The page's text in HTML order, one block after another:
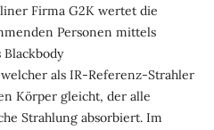
Firma G2K wertet die
Personen mittels
als IR-Referenz-Strahler
Körper gleicht, der alle
Strahlung absorbiert. Im